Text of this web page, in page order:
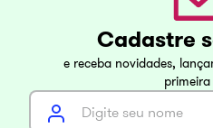
Cadastre
e receba novidades,